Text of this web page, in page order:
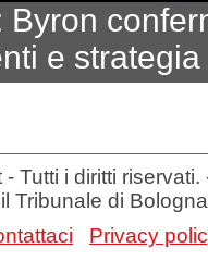
Byron
e strategia
Tutti i diritti
Tribunale di Bologna
Privacy